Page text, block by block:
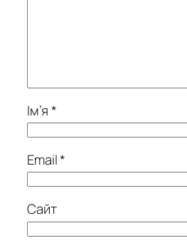
Ім’я*
Email*
Сайт